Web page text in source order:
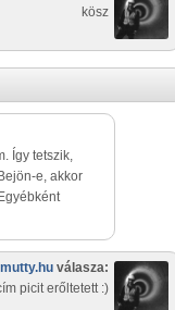
kösz
Így tetszik,
e, akkor
mutty.hu válasza:
picit erőltetett :)